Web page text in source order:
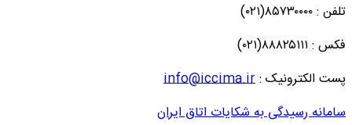
تلفن : ۸۵۷۳۰۰۰۰(۰۲۱)
فکس : ۸۸۸۲۵۱۱۱(۰۲۱)
پست الکترونیک :info@iccima.ir
سامانه رسیدگی به شکایات اتاق ایران